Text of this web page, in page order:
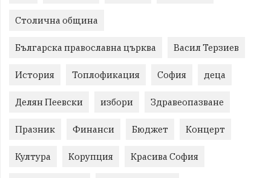
Столична община
Българска православна църква Васил Терзиев
История Топлофикация София деца
Делян Пеевски избори Здравеопазване
Празник Финанси Бюджет Концерт
Култура Корупция Красива София